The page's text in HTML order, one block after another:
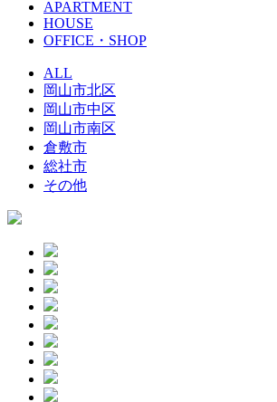
APARTMENT
HOUSE
OFFICE・SHOP
ALL
岡山市北区
岡山市中区
岡山市南区
倉敷市
総社市
その他